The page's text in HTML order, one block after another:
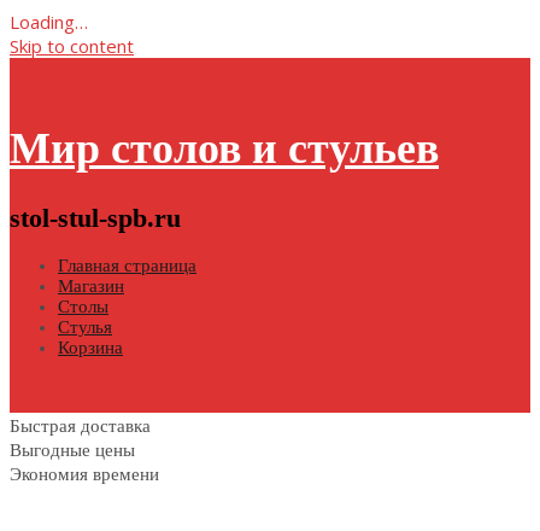
Loading…
Skip to content
Мир столов и стульев
stol-stul-spb.ru
Главная страница
Магазин
Столы
Стулья
Корзина
Быстрая доставка
Выгодные цены
Экономия времени